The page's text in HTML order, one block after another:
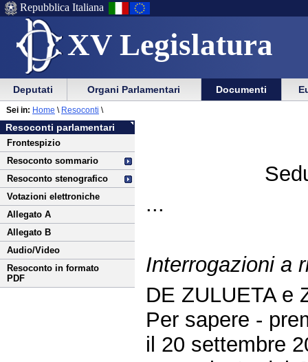
XV Legislatura
Menu
di
ausilio
alla
navigazione
Vai
Menu
di
navigazione
principale
Repubblica Italiana
Menu
di
navigazione
principale
Vai
menu
di
sezione
Deputati Organi Parlamentari Documenti
Vai
al
contenuto
Resoconti parlamentari
Frontespizio
Resoconto sommario
Resoconto stenografico
Votazioni elettroniche
Allegato A
Allegato B
Audio/Video
Resoconto in formato
PDF
Sei in: Home \ Resoconti \
...
Interrogazioni a
DE ZULUETA e
Per sapere -
il 20 settembre